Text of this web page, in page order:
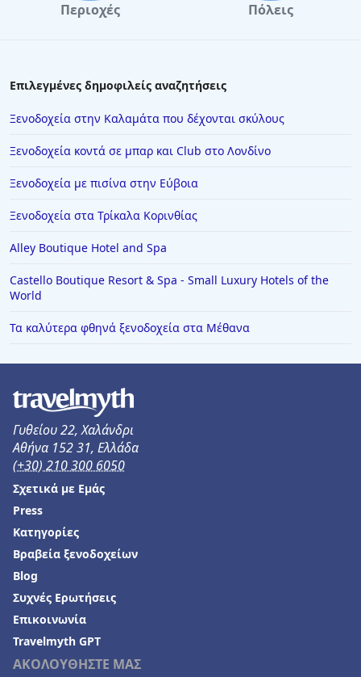
Περιοχές Πόλεις
Επιλεγμένες δημοφιλείς αναζητήσεις
Ξενοδοχεία στην Καλαμάτα που δέχονται σκύλους
Ξενοδοχεία κοντά σε μπαρ και Club στο Λονδίνο
Ξενοδοχεία με πισίνα στην Εύβοια
Ξενοδοχεία στα Τρίκαλα Κορινθίας
Alley Boutique Hotel and Spa
Castello Boutique Resort & Spa - Small Luxury Hotels of the
World
Τα καλύτερα φθηνά ξενοδοχεία στα Μέθανα
Γυθείου 22, Χαλάνδρι
Αθήνα 152 31, Ελλάδα
(+30) 210 300 6050
ΑΚΟΛΟΥΘΗΣΤΕ ΜΑΣ
Σχετικά με Εμάς
Press
Κατηγορίες
Βραβεία ξενοδοχείων
Blog
Συχνές Ερωτήσεις
Επικοινωνία
Travelmyth GPT